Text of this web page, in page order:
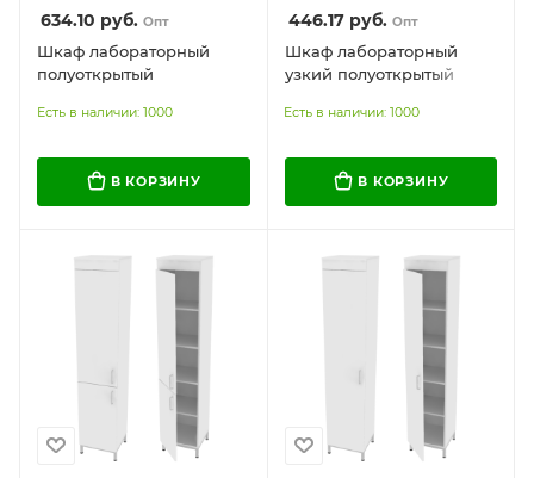
634.10 руб. Опт
Шкаф лабораторный
полуоткрытый
Есть в наличии: 1000
В КОРЗИНУ
446.17руб. Опт
Шкаф лабораторный
узкий полуоткрытый
Есть в наличии: 1000
В КОРЗИНУ